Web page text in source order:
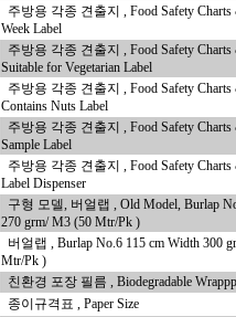
주방용 각종 견출지 , Food Safety Charts
Week Label
주방용 각종 견출지 , Food Safety Charts
Suitable for Vegetarian Label
주방용 각종 견출지 , Food Safety Charts
Contains Nuts Label
주방용 각종 견출지 , Food Safety Charts
Sample Label
주방용 각종 견출지 , Food Safety Charts
Label Dispenser
구형 모델, 버얼랩 , Old Model, Burlap
270 grm/ M3 (50 Mtr/Pk )
버얼랩 , Burlap No.6 115 cm Width 300
Mtr/Pk )
친환경 포장 필름 , Biodegradable
종이규격표 , Paper Size